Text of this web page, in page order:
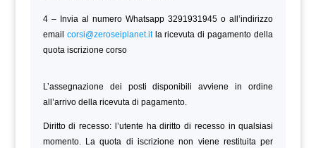
4 – Invia al numero Whatsapp 3291931945 o all’indirizzo
email corsi@zeroseiplanet.itla ricevuta di pagamento della
quota iscrizione corso
L’assegnazione dei posti disponibili avviene in ordine
all’arrivo della ricevuta di pagamento.
Diritto di recesso: l’utente ha diritto di recesso in qualsiasi
momento. La quota di iscrizione non viene restituita per